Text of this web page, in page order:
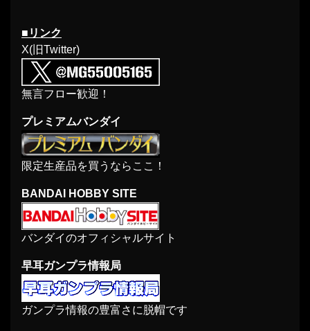
■リンク
X(旧Twitter)
無言フロー歓迎！
プレミアムバンダイ
限定生産品を買うならここ！
BANDAI HOBBY SITE
バンダイのオフィシャルサイト
早耳ガンプラ情報局
ガンプラ情報の豊富さに脱帽です